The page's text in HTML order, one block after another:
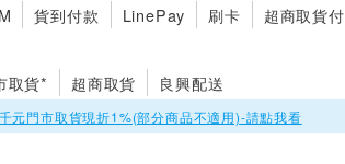
貨到付款 LinePay 刷卡
超商取貨付
取貨* 超商取貨 良興配送
元門市取貨現折1%(部分商品不適用)-請點我看